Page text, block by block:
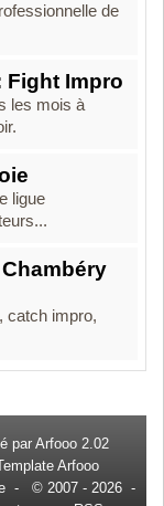
de
Fight Impro
les mois à
ligue
catch impro,
parArfooo 2.02
Arfooo
- © 2007 - 2026 -